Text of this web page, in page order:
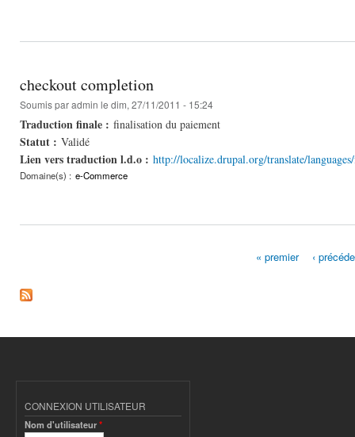
checkout completion
Soumis paradmin le dim, 27/11/2011 - 15:24
Traduction finale : finalisation du paiement
Statut : Validé
Lien vers traduction l.d.o : http://localize.drupal.org/translate/
Domaine(s) : e-Commerce
« premier ‹
CONNEXION UTILISATEUR
Nom d'utilisateur*